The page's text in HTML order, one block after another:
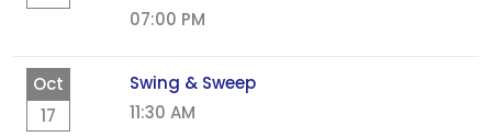
07:00 PM
Oct
17
Swing & Sweep
11:30 AM